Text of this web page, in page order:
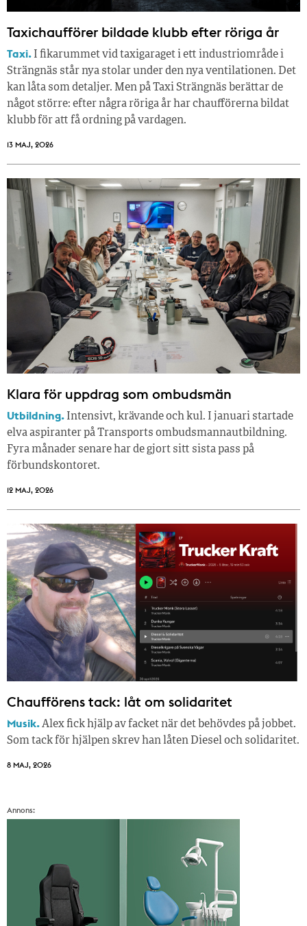
Taxichaufförer bildade klubb efter röriga år
Taxi. I fikarummet vid taxigaraget i ett industriområde i
Strängnäs står nya stolar under den nya ventilationen. Det
kan låta som detaljer. Men på Taxi Strängnäs berättar de
något större: efter några röriga år har chaufförerna bildat
klubb för att få ordning på vardagen.
13 MAJ, 2026
Klara för uppdrag som ombudsmän
Utbildning. Intensivt, krävande och kul. I januari startade
elva aspiranter på Transports ombudsmannautbildning.
Fyra månader senare har de gjort sitt sista pass på
förbundskontoret.
12 MAJ, 2026
Chaufförens tack: låt om solidaritet
Musik.Alex fick hjälp av facket när det behövdes på jobbet.
Som tack för hjälpen skrev han låten Diesel och solidaritet.
8 MAJ, 2026
Annons: